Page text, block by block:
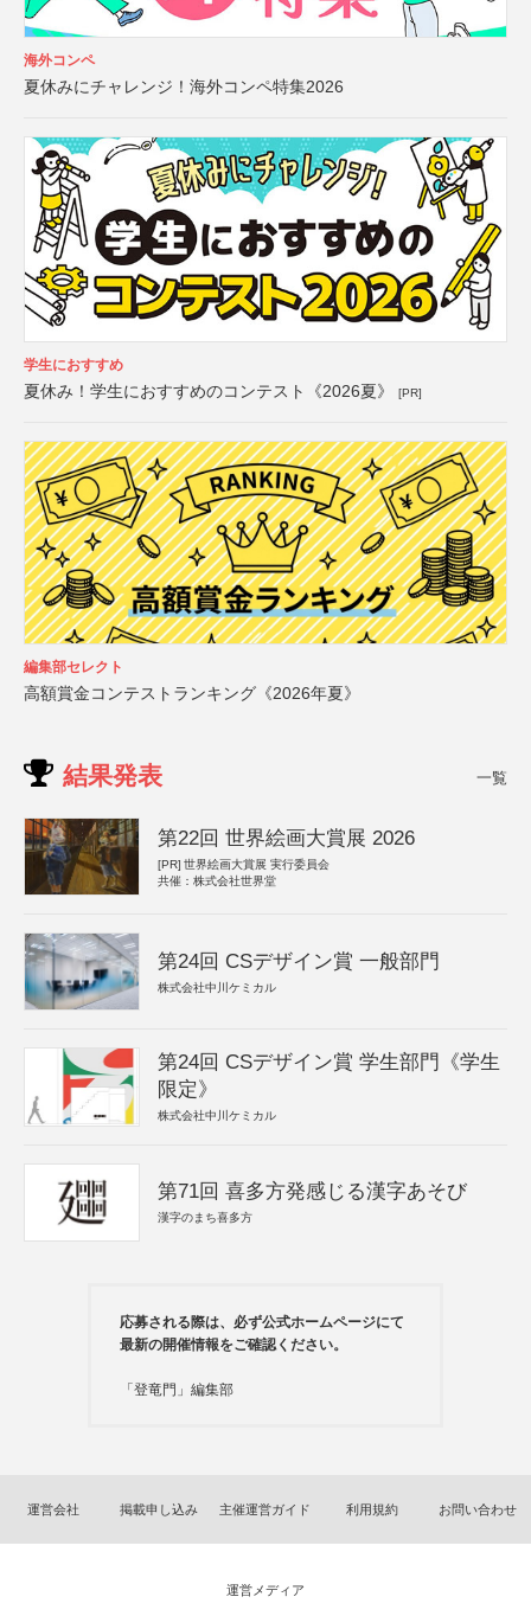
海外コンペ
夏休みにチャレンジ！海外コンペ特集2026
学生におすすめ
夏休み！学生におすすめのコンテスト《2026夏》 [PR]
編集部セレクト
高額賞金コンテストランキング《2026年夏》
結果発表 一覧
第22回 世界絵画大賞展 2026
[PR] 世界絵画大賞展 実行委員会
共催：株式会社世界堂
第24回 CSデザイン賞 一般部門
株式会社中川ケミカル
第24回 CSデザイン賞 学生部門《学生
限定》
株式会社中川ケミカル
第71回 喜多方発感じる漢字あそび
漢字のまち喜多方
応募される際は、必ず公式ホームページにて
最新の開催情報をご確認ください。
「登竜門」編集部
運営会社 掲載申し込み 主催運営ガイド 利用規約 お問い合わせ
運営メディア